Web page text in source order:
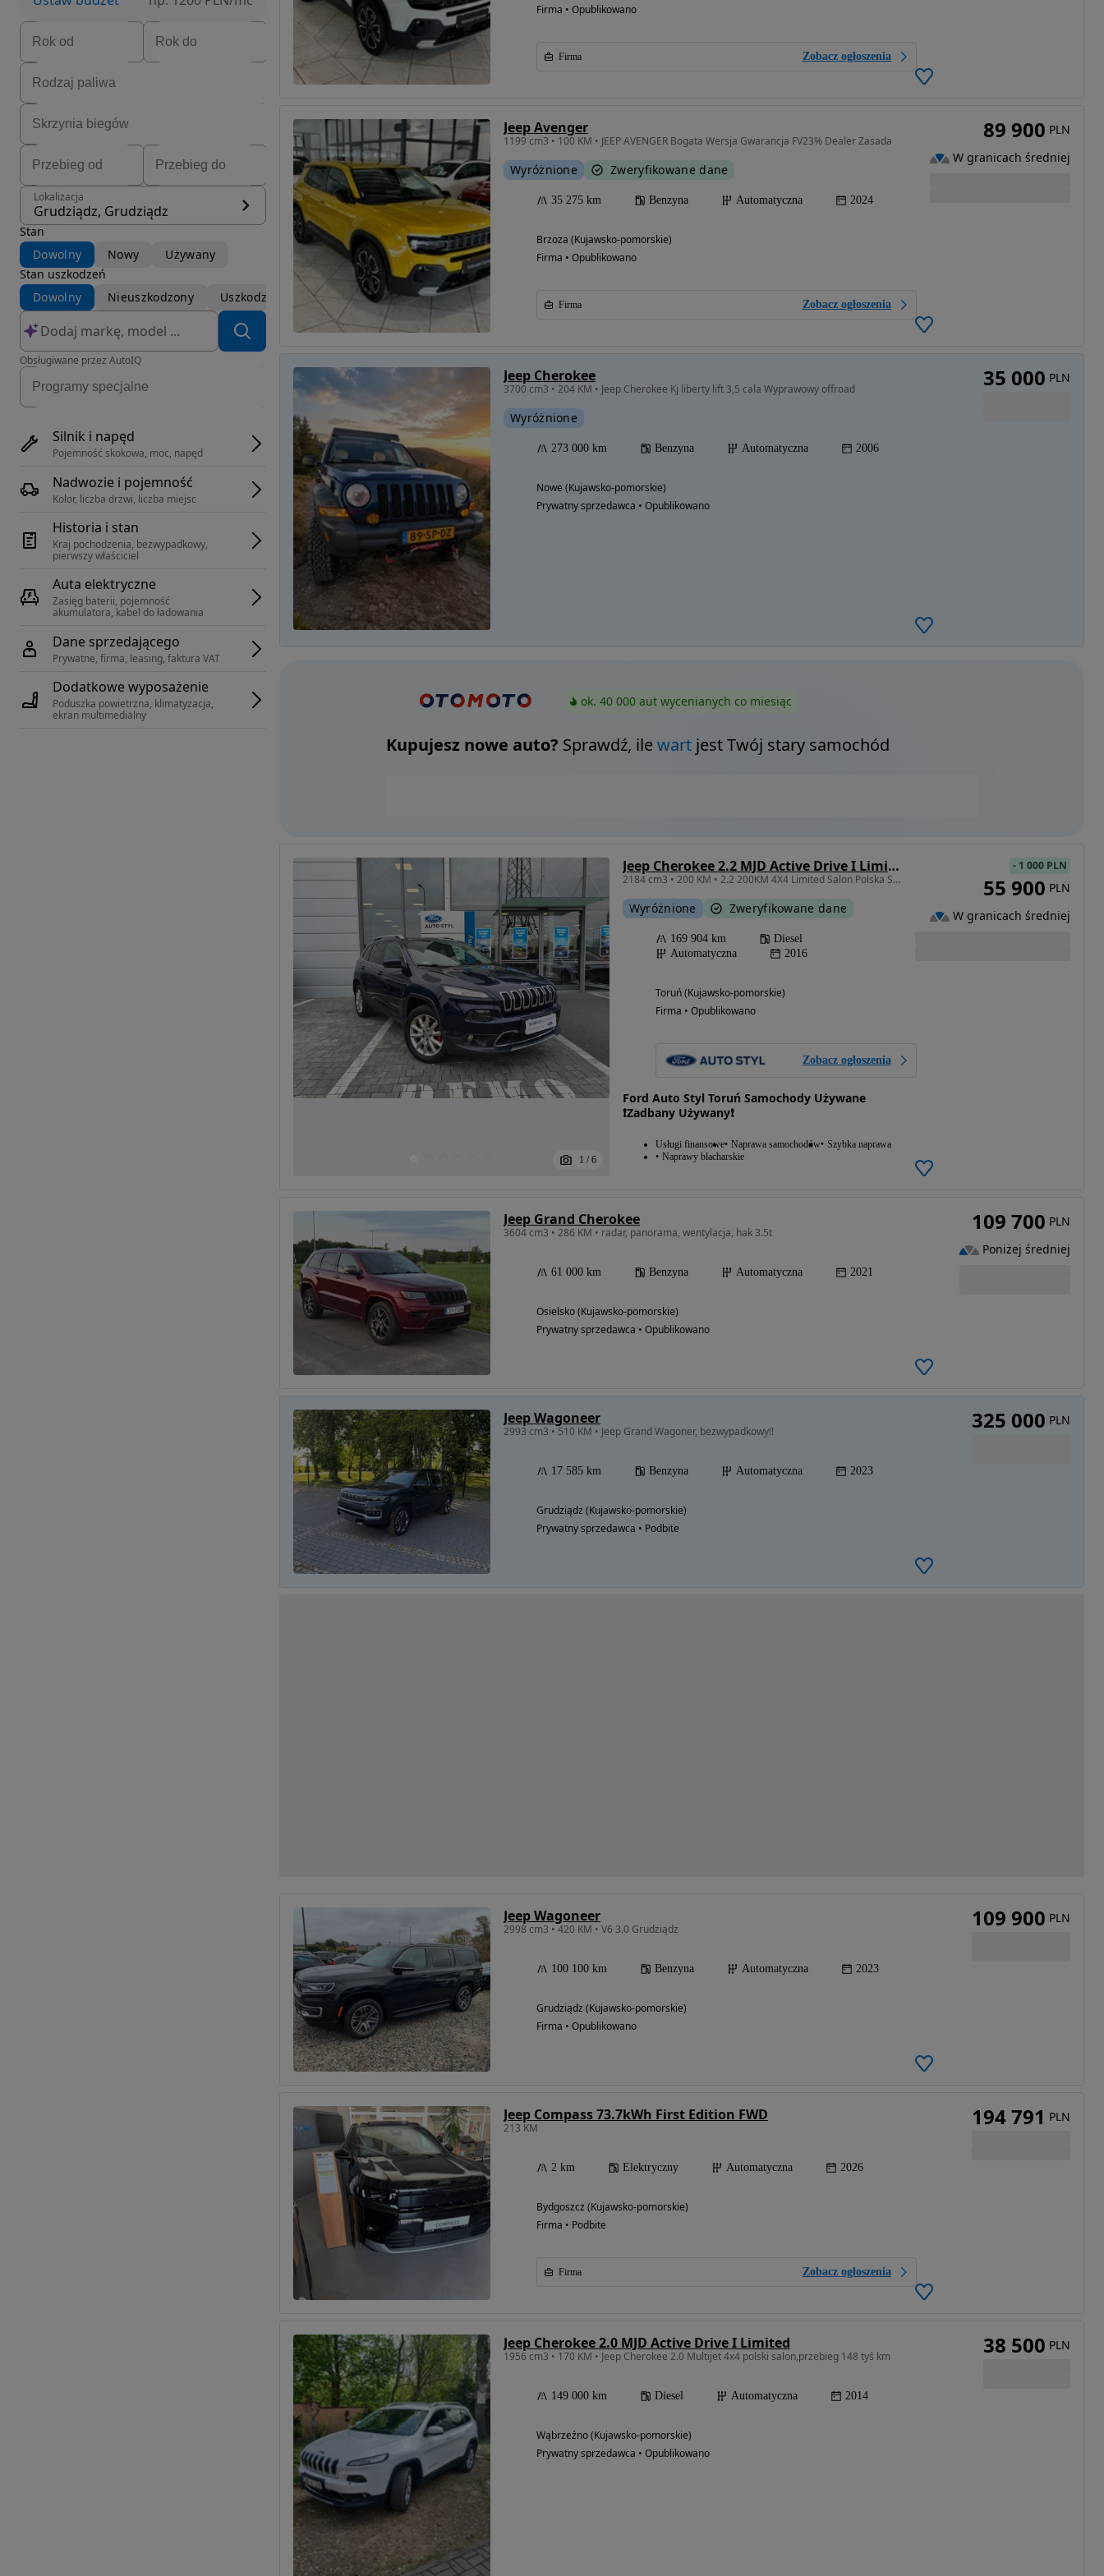
Lokalizacja
Grudziądz, Grudziądz
Stan
Dowolny
Nowy
Używany
Stan uszkodzeń
Dowolny
Nieuszkodzony Uszkodzony
Obsługiwane przez AutoIQ
Silnik i napęd
Pojemność skokowa, moc, napęd
Nadwozie i pojemność
Kolor, liczba drzwi, liczba miejsc
Historia i stan
Kraj pochodzenia, bezwypadkowy,
pierwszy właściciel
Auta elektryczne
Zasięg baterii, pojemność
akumulatora, kabel do ładowania
Dane sprzedającego
Prywatne, firma, leasing, faktura VAT
Dodatkowe wyposażenie
Poduszka powietrzna, klimatyzacja,
ekran multimedialny
Firma • Opublikowano
Firma Zobacz ogłoszenia
Jeep Avenger
1199 cm3 • 100 KM • JEEP AVENGER Bogata Wersja Gwarancja FV23% Dealer Zasada
Wyróżnione Zweryfikowane dane
35 275 km Benzyna Automatyczna 2024
Brzoza (Kujawsko-pomorskie)
Firma • Opublikowano
Firma Zobacz ogłoszenia
89 900 PLN
W granicach średniej
Jeep Cherokee
3700 cm3 • 204 KM • Jeep Cherokee Kj liberty lift 3,5 cala Wyprawowy offroad
Wyróżnione
273 000 km Benzyna Automatyczna 2006
Nowe (Kujawsko-pomorskie)
Prywatny sprzedawca • Opublikowano
35 000 PLN
ok. 40 000 aut wycenianych co miesiąc
Kupujesz nowe auto? Sprawdź, ilewartjest Twój stary samochód
1 / 6
Jeep Cherokee 2.2 MJD Active Drive I Limited
2184 cm3 • 200 KM • 2.2 200KM 4X4 Limited Salon Polska Serwis Skóra Klima Nawi Alu Kamera
Wyróżnione Zweryfikowane dane
169 904 km
Diesel
Automatyczna
2016
Toruń (Kujawsko-pomorskie)
Firma • Opublikowano
Zobacz ogłoszenia
Ford Auto Styl Toruń Samochody Używane
❗️Zadbany Używany❗️
Usługi finansowe Naprawa samochodów Szybka naprawa
Naprawy blacharskie
- 1 000 PLN
55 900 PLN
W granicach średniej
Jeep Grand Cherokee
3604 cm3 • 286 KM • radar, panorama, wentylacja, hak 3.5t
61 000 km Benzyna Automatyczna 2021
Osielsko (Kujawsko-pomorskie)
Prywatny sprzedawca • Opublikowano
109 700 PLN
Poniżej średniej
Jeep Wagoneer
2993 cm3 • 510 KM • Jeep Grand Wagoner, bezwypadkowy!!
17 585 km Benzyna Automatyczna 2023
Grudziądz (Kujawsko-pomorskie)
Prywatny sprzedawca • Podbite
325 000 PLN
Jeep Wagoneer
2998 cm3 • 420 KM • V6 3.0 Grudziądz
100 100 km Benzyna Automatyczna 2023
Grudziądz (Kujawsko-pomorskie)
Firma • Opublikowano
109 900 PLN
Jeep Compass 73.7kWh First Edition FWD
213 KM
2 km Elektryczny Automatyczna 2026
Bydgoszcz (Kujawsko-pomorskie)
Firma • Podbite
Firma Zobacz ogłoszenia
194 791 PLN
Jeep Cherokee 2.0 MJD Active Drive I Limited
1956 cm3 • 170 KM • Jeep Cherokee 2.0 Multijet 4x4 polski salon,przebieg 148 tyś km
149 000 km Diesel Automatyczna 2014
Wąbrzeźno (Kujawsko-pomorskie)
Prywatny sprzedawca • Opublikowano
38 500 PLN